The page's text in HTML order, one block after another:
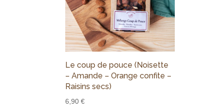
Le coup de pouce (Noisette
– Amande – Orange confite –
Raisins secs)
6,90€